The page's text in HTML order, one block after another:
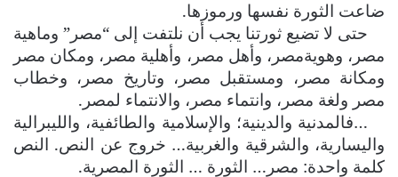
ضاعت الثورة نفسها ورموزها.
حتى لا تضيع ثورتنا يجب أن نلتفت إلى “مصر” وماهية
مصر، وهويةمصر، وأهل مصر، وأهلية مصر، ومكان مصر
ومكانة مصر، ومستقبل مصر، وتاريخ مصر، وخطاب
مصر ولغة مصر، وانتماء مصر، والانتماء لمصر.
…فالمدنية والدينية؛ والإسلامية والطائفية، والليبرالية
واليسارية، والشرقية والغربية… خروج عن النص. النص
كلمة واحدة: مصر… الثورة … الثورة المصرية.